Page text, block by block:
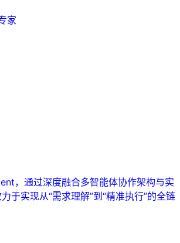
家
，通过深度融合多智能体协作架构与实
于实现从“需求理解”到“精准执行”的全链